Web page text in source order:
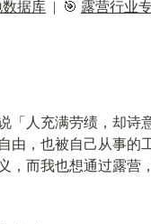
据库
  |  🎯
露营行业
「人充满劳绩，却诗
由，也被自己从事
，而我也想通过露营